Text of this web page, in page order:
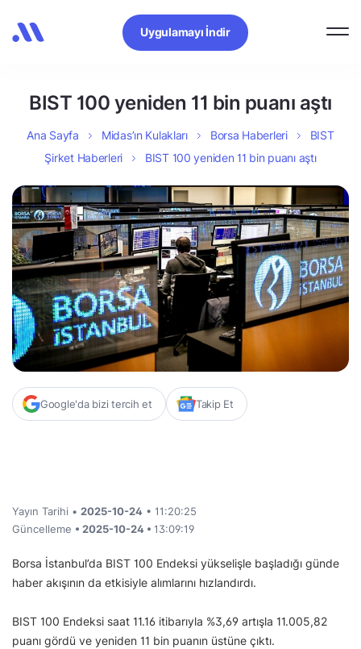
Uygulamayı İndir
BIST 100 yeniden 11 bin puanı aştı
Ana Sayfa Midas’ın Kulakları Borsa Haberleri
BIST
Şirket Haberleri
BIST 100 yeniden 11 bin puanı aştı
Google'da bizi tercih et Takip Et
Yayın Tarihi • 2025-10-24 • 11:20:25
Güncelleme • 2025-10-24 • 13:09:19
Borsa İstanbul’da BIST 100 Endeksi yükselişle başladığı günde
haber akışının da etkisiyle alımlarını hızlandırdı.
BIST 100 Endeksi saat 11.16 itibarıyla %3,69 artışla 11.005,82
puanı gördü ve yeniden 11 bin puanın üstüne çıktı.